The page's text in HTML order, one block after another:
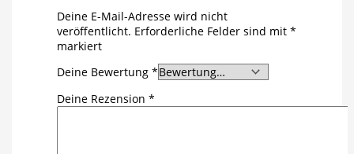
Deine E-Mail-Adresse wird nicht
veröffentlicht. Erforderliche Felder sind mit *
markiert
Deine Bewertung *
Deine Rezension *